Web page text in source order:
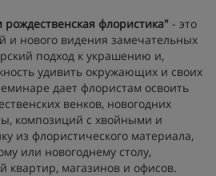
флористика" - это
и нового видения замечательных
подход к украшению и,
удивить окружающих и своих
дает флористам освоить
венков, новогодних
композиций с хвойными и
из флористического материала,
или новогоднему столу,
квартир, магазинов и офисов.